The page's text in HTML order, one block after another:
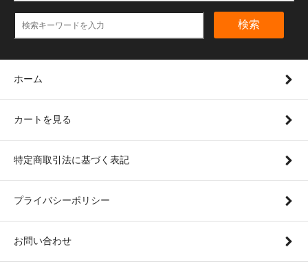
検索
ホーム
カートを見る
特定商取引法に基づく表記
プライバシーポリシー
お問い合わせ